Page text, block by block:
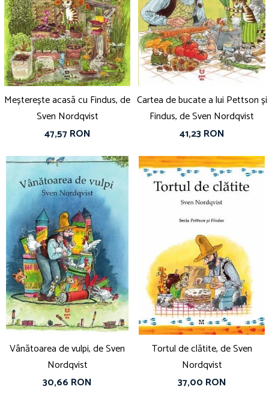
Meșterește acasă cu Findus, de
Sven Nordqvist
47,57 RON
Cartea de bucate a lui Pettson și
Findus, de Sven Nordqvist
41,23 RON
Vânătoarea de vulpi, de Sven
Nordqvist
30,66 RON
Tortul de clătite, de Sven
Nordqvist
37,00 RON